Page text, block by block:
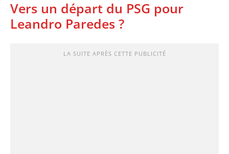
Vers un départ du PSG pour
Leandro Paredes ?
LA SUITE APRÈS CETTE PUBLICITÉ